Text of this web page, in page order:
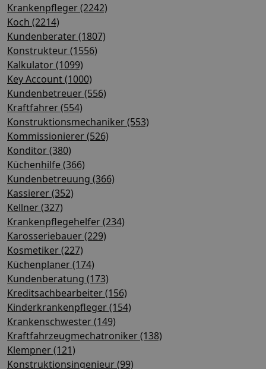
Krankenpfleger (2242)
Koch (2214)
Kundenberater (1807)
Konstrukteur (1556)
Kalkulator (1099)
Key Account (1000)
Kundenbetreuer (556)
Kraftfahrer (554)
Konstruktionsmechaniker (553)
Kommissionierer (526)
Konditor (380)
Küchenhilfe (366)
Kundenbetreuung (366)
Kassierer (352)
Kellner (327)
Krankenpflegehelfer (234)
Karosseriebauer (229)
Kosmetiker (227)
Küchenplaner (174)
Kundenberatung (173)
Kreditsachbearbeiter (156)
Kinderkrankenpfleger (154)
Krankenschwester (149)
Kraftfahrzeugmechatroniker (138)
Klempner (121)
Konstruktionsingenieur (99)